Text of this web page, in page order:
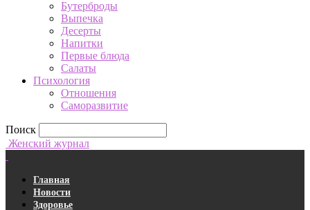
Бутерброды
Выпечка
Десерты
Напитки
Первые блюда
Салаты
Психология
Отношения
Саморазвитие
Поиск
Женский журнал
Главная
Новости
Здоровье